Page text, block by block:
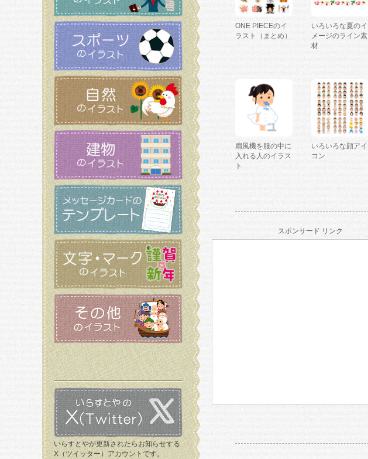
いらすとやが更新されたらお知らせする
X（ツイッター）アカウントです。
ONE PIECEのイ
ラスト（まとめ）
いろいろな夏のイ
メージのライン素
材
扇風機を服の中に
入れる人のイラス
ト
いろいろな顔アイ
コン
スポンサード リンク